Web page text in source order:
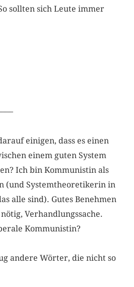
sollten sich Leute immer
einigen, dass es einen
einem guten System
Ich bin Kommunistin als
(und Systemtheoretikerin in
alle sind). Gutes Benehmen
Verhandlungssache.
Kommunistin?
andere Wörter, die nicht so